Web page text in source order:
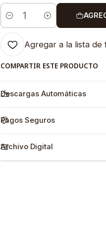
Cantidad
Agregar a la lista de
COMPARTIR ESTE PRODUCTO
Descargas Automáticas
Pagos Seguros
Archivo Digital